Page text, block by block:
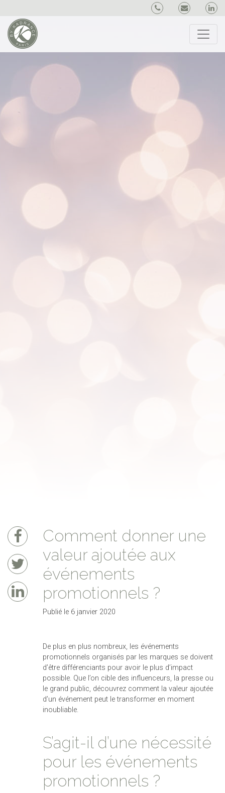
Comment donner une
valeur ajoutée aux
événements
promotionnels ?
Publié le 6 janvier 2020
De plus en plus nombreux, les événements
promotionnels organisés par les marques se doivent
d’être différenciants pour avoir le plus d’impact
possible. Que l’on cible des influenceurs, la presse ou
le grand public, découvrez comment la valeur ajoutée
d’un événement peut le transformer en moment
inoubliable.
S’agit-il d’une nécessité
pour les événements
promotionnels ?